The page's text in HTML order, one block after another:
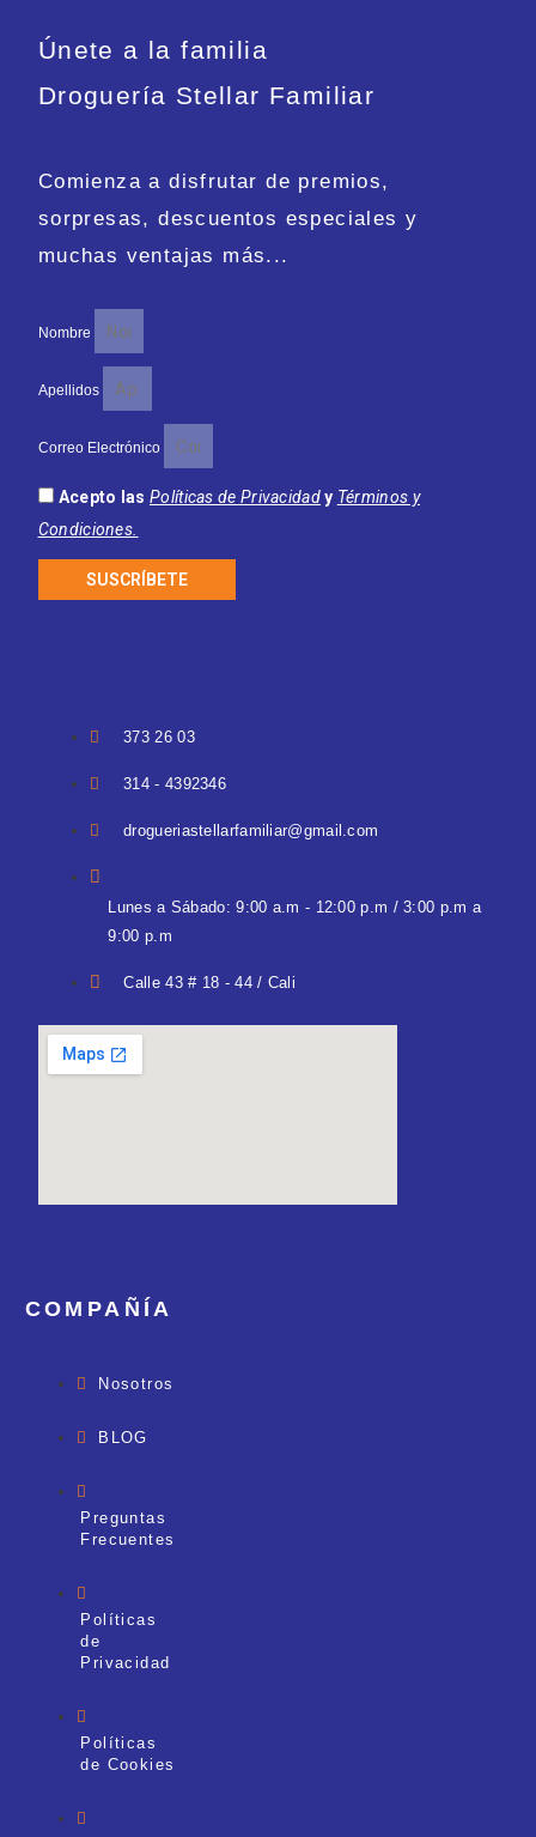
Únete a la familia
Droguería Stellar Familiar
Comienza a disfrutar de premios,
sorpresas, descuentos especiales y
muchas ventajas más...
Nombre
Apellidos
Correo Electrónico
Acepto las Políticas de Privacidad y Términos y
Condiciones.
SUSCRÍBETE
373 26 03
314 - 4392346
drogueriastellarfamiliar@gmail.com
Lunes a Sábado: 9:00 a.m - 12:00 p.m / 3:00 p.m a
9:00 p.m
Calle 43 # 18 - 44 / Cali
COMPAÑÍA
Nosotros
BLOG
Preguntas
Frecuentes
Políticas
de
Privacidad
Políticas
de Cookies